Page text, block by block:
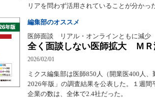
リアを問わず活用されていることが分かっ
編集部のオススメ
医師面談 リアル・オンラインともに減少
全く面談しない医師拡大 ＭＲ
2026/02/01
ミクス編集部は医師850人（開業医400人
2026年版」の調査結果を公表した。１週
企業の数は、全体で2.4社だった。